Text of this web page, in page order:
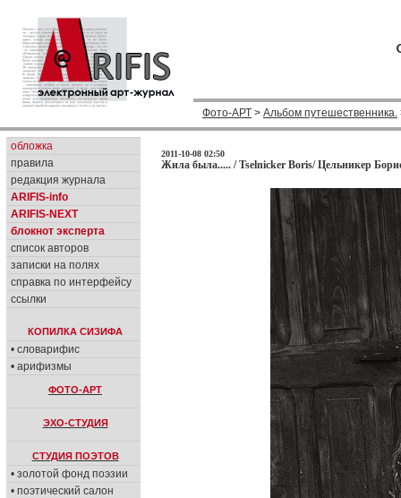
Фото-АРТ > Альбом путешественника.
обложка
правила
редакция журнала
ARIFIS-info
ARIFIS-NEXT
блокнот эксперта
список авторов
записки на полях
справка по интерфейсу
ссылки
КОПИЛКА СИЗИФА
• словарифис
• арифизмы
ФОТО-АРТ
ЭХО-СТУДИЯ
СТУДИЯ ПОЭТОВ
• золотой фонд поэзии
• поэтический салон
2011-10-08 02:50
Жила была..... / Tselnicker Boris/ Цельникер